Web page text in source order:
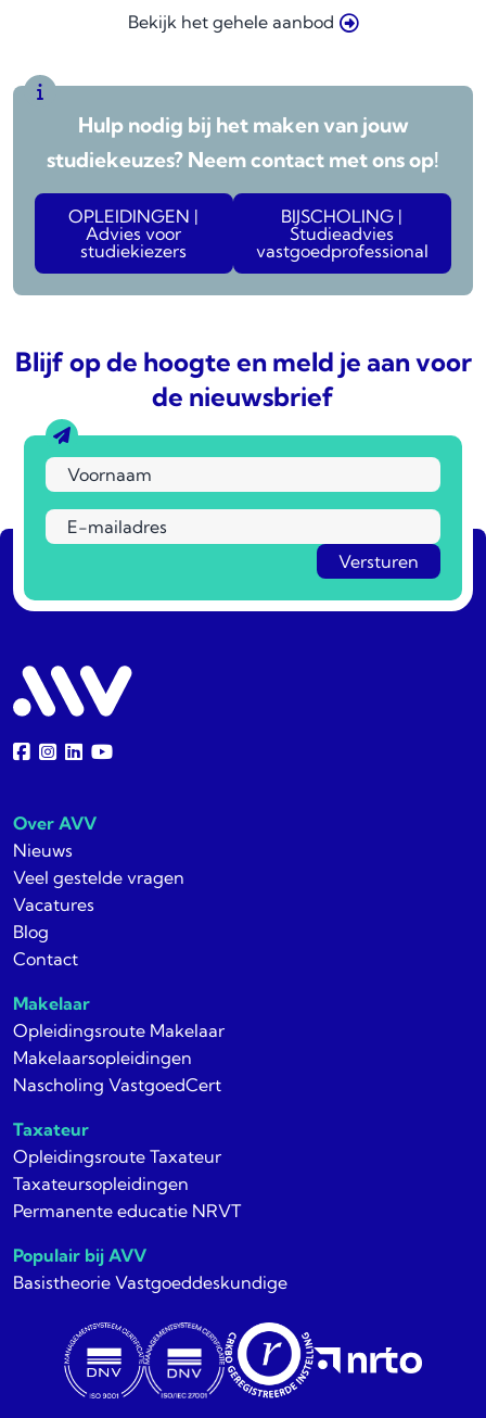
Bekijk het gehele aanbod
Hulp nodig bij het maken van jouw
studiekeuzes? Neem contact met ons op!
OPLEIDINGEN |
Advies voor
studiekiezers
BIJSCHOLING |
Studieadvies
vastgoedprofessional
Blijf op de hoogte en meld je aan voor
de nieuwsbrief
Over AVV
Nieuws
Veel gestelde vragen
Vacatures
Blog
Contact
Makelaar
Opleidingsroute Makelaar
Makelaarsopleidingen
Nascholing VastgoedCert
Taxateur
Opleidingsroute Taxateur
Taxateursopleidingen
Permanente educatie NRVT
Populair bij AVV
Basistheorie Vastgoeddeskundige